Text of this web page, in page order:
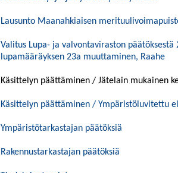
Lausunto Maanahkiaisen
Valitus Lupa- ja valvontaviraston
lupamääräyksen 23a muuttaminen, Raahe
Käsittelyn päättäminen / Jätelain mukainen
Käsittelyn päättäminen / Ympäristöluvitettu
Ympäristötarkastajan päätöksiä
Rakennustarkastajan päätöksiä